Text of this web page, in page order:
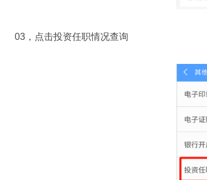
03，点击投资任职情况查询